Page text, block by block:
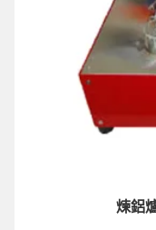
煉鋁